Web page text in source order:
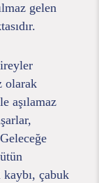
gelen
olarak
aşılamaz
çabuk